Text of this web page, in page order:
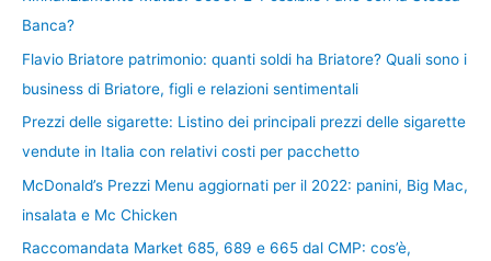
Banca?
Flavio Briatore patrimonio: quanti soldi ha Briatore? Quali sono i
business di Briatore, figli e relazioni sentimentali
Prezzi delle sigarette: Listino dei principali prezzi delle sigarette
vendute in Italia con relativi costi per pacchetto
McDonald’s Prezzi Menu aggiornati per il 2022: panini, Big Mac,
insalata e Mc Chicken
Raccomandata Market 685, 689 e 665 dal CMP: cos’è,